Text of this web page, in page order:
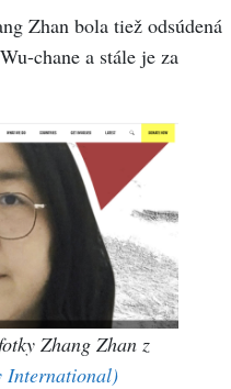
Zhan bola tiež odsúdená
chane a stále je za
Zhang Zhan z
International)